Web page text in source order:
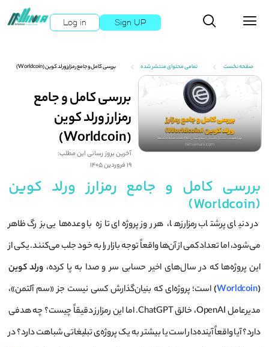
Log in Sign UP
صفحه نخست تمامی محتوای منتشر شده بررسی کامل و جامع رمزارز ورلد کوین (Worldcoin)
بررسی کامل و جامع
رمزارز ورلد کوین
(Worldcoin)
آخرین بروز رسانی این مطلب:
19 فروردین 1405
بررسی کامل و جامع رمزارز ورلد کوین
(Worldcoin)
در دنیای پرشتاب رمزارزها، هر روز پروژه‌ای تازه با وعده‌هایی بزرگ ظاهر
می‌شود، اما تعداد کمی از آن‌ها واقعاً توجه بازار را به خود جلب می‌کنند. یکی از
این پروژه‌ها که در سال‌های اخیر حسابی سر و صدا به پا کرده،ورلد کوین
(
Worldcoin
)است؛ پروژه‌ای که بنیان‌گذارش کسی نیست جز «سم آلتمن»،
مدیرعامل OpenAI، خالق ChatGPT. اما این رمزارز دقیقاً چیست؟ چه هدفی
دارد؟ آیا واقعاً آینده‌دار است یا بیشتر به یک پروژه‌ی تبلیغاتی شباهت دارد؟ در